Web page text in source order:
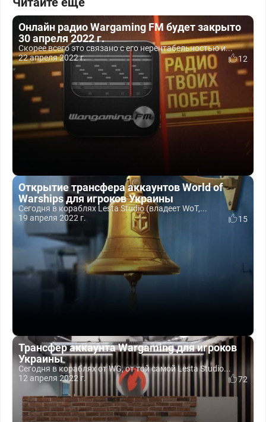
Онлайн радио Wargaming FM будет закрыто
30 апреля 2022 г.
Скорее всего это связано с его нерентабельностью и...
22 апреля 2022 г.
12
Открытие трансфера аккаунтов World of
Warships для игроков Украины
Сегодня в кораблях Lesta Studio (владеет WoT,...
19 апреля 2022 г.
15
Трансфер аккаунта Wargaming для игроков
Украины
Сегодня в кораблях от WG, от той самой Lesta Studio...
12 апреля 2022 г.
72